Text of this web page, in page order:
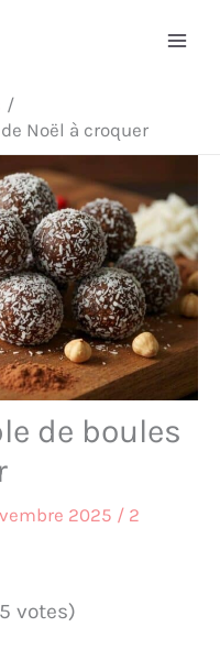
Noël à croquer
de boules
2025 / 2
votes)